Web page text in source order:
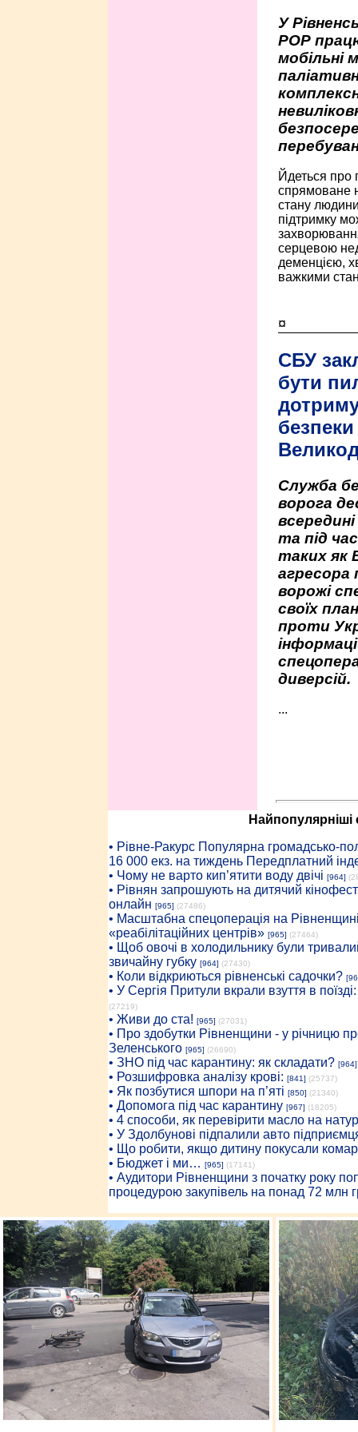
У
РОР
мобільні
Йдеться про
спрямоване
стану
підтримку
серцевою
деменцією,
важкими
¤
СБУ
бути
безпеки
Служба
ворога
та під
таких як
агресора
ворожі
своїх
проти
диверсій.
...
Найпопулярніші
• Рiвне-Ракурс Популярна громадсько-
16 000 екз. на тиждень Передплатний
• Чому не варто кип’ятити воду двічі [964]
• Рівнян запрошують на дитячий
онлайн [965] (27486)
• Масштабна спецоперація на
«реабілітаційних центрів» [965] (27464)
• Щоб овочі в холодильнику були
звичайну губку [964] (27430)
• Коли відкриються рівненські садочки?
• У Сергія Притули вкрали взуття в
(27219)
• Живи до ста! [965] (27031)
• Про здобутки Рівненщини - у річницю
Зеленського [965] (26690)
• ЗНО під час карантину: як складати? [964]
• Розшифровка аналізу крові: [841] (25737)
• Як позбутися шпори на п’яті [850] (21340)
• Допомога під час карантину [967] (18205)
• 4 способи, як перевірити масло на
• У Здолбунові підпалили авто
• Що робити, якщо дитину покусали
• Бюджет і ми… [965] (17141)
• Аудитори Рівненщини з початку року
процедурою закупівель на понад 72 млн